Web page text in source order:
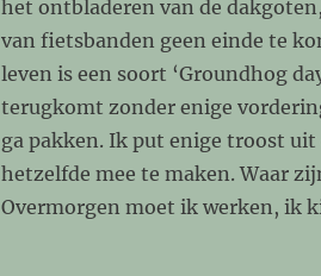
het ontbladeren van de
van fietsbanden geen einde te
leven is een soort ‘Groundhog
terugkomt zonder enige
ga pakken. Ik put enige troost uit
hetzelfde mee te maken. Waar
Overmorgen moet ik werken, ik